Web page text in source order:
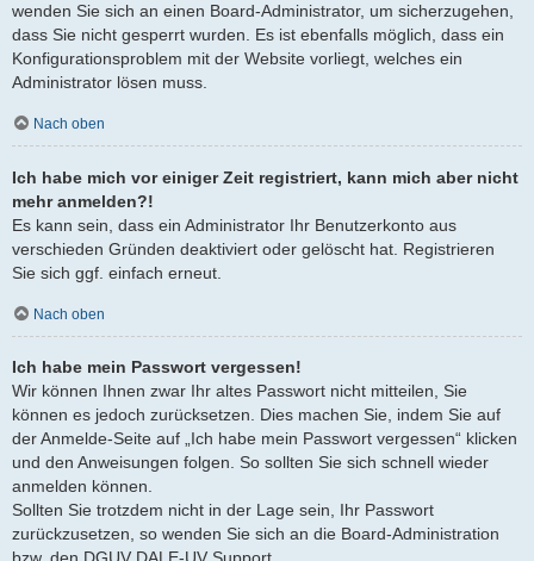
wenden Sie sich an einen Board-Administrator, um sicherzugehen,
dass Sie nicht gesperrt wurden. Es ist ebenfalls möglich, dass ein
Konfigurationsproblem mit der Website vorliegt, welches ein
Administrator lösen muss.
Nach oben
Ich habe mich vor einiger Zeit registriert, kann mich aber nicht
mehr anmelden?!
Es kann sein, dass ein Administrator Ihr Benutzerkonto aus
verschieden Gründen deaktiviert oder gelöscht hat. Registrieren
Sie sich ggf. einfach erneut.
Nach oben
Ich habe mein Passwort vergessen!
Wir können Ihnen zwar Ihr altes Passwort nicht mitteilen, Sie
können es jedoch zurücksetzen. Dies machen Sie, indem Sie auf
der Anmelde-Seite auf „Ich habe mein Passwort vergessen“ klicken
und den Anweisungen folgen. So sollten Sie sich schnell wieder
anmelden können.
Sollten Sie trotzdem nicht in der Lage sein, Ihr Passwort
zurückzusetzen, so wenden Sie sich an die Board-Administration